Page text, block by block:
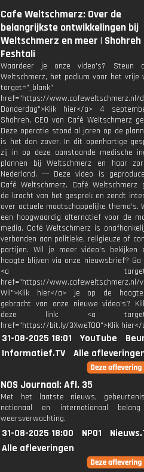
Cafe Weltschmerz: Over de
belangrijkste ontwikkelingen bij
Weltschmerz en meer | Shohreh
Feshtali
Waardeer je onze video's? Steun
Weltschmerz, het podium voor het vrije
target="_blank"
href="https://www.cafeweltschmerz.nl/
Donderdag">Klik hier</a> 4
Shohreh, CEO van Café Weltschmerz
Deze operatie stond al jaren op de
is het dan zover. In dit openhartige
zij in op deze aanstaande medische
plannen bij Weltschmerz en haar
Nederland. --- Deze video is
Café Weltschmerz. Café Weltschmerz
de kracht van het gesprek en zendt
over actuele maatschappelijke thema's.
een hoogwaardig alternatief voor de
media. Café Weltschmerz is
verbonden aan politieke, religieuze of
partijen. Wil je meer video's bekijken
hoogte blijven via onze nieuwsbrief? Ga
<a
href="https://www.cafeweltschmerz.nl/
Wil">Klik hier</a> je op de
gebracht van onze nieuwe video's?
deze link: <a
href="https://bit.ly/3XweTO0">Klik hier</
31-08-2025 18:01 YouTube
Informatief.TV
Alle
NOS Journaal: Afl. 35
Met het laatste nieuws,
nationaal en internationaal
weersverwachting.
31-08-2025 18:00 NPO1
Alle afleveringen